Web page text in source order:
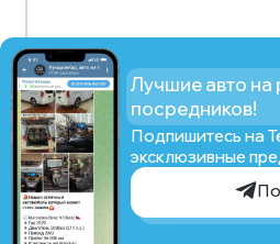
Рассчитать стоимость
Лучшие авто на
посредников!
Подпишитесь на
эксклюзивные